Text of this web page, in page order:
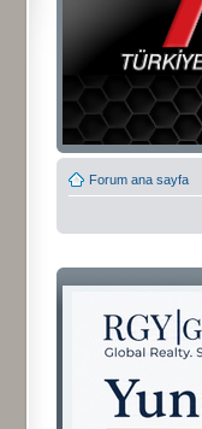
Forum ana sayfa